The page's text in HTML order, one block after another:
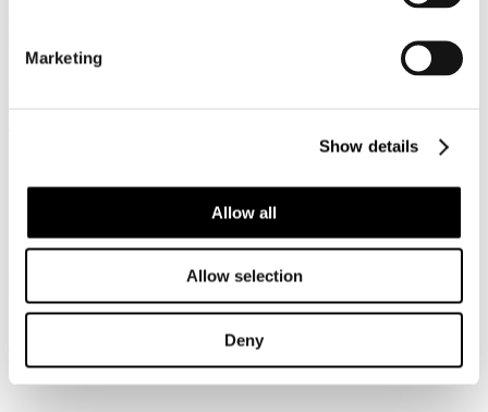
Marketing
Show details
Allow all
Allow selection
Deny
: Raffaella Ferrari
Ufficio 0258370342
E-mail: raffaella.ferrari@assolombarda.it